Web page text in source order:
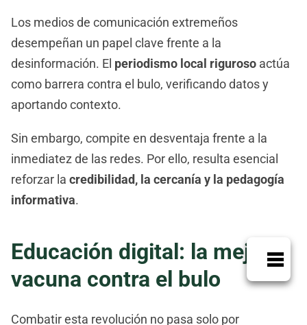
Los medios de comunicación extremeños
desempeñan un papel clave frente a la
desinformación. El periodismo local riguroso actúa
como barrera contra el bulo, verificando datos y
aportando contexto.
Sin embargo, compite en desventaja frente a la
inmediatez de las redes. Por ello, resulta esencial
reforzar la credibilidad, la cercanía y la pedagogía
informativa.
Educación digital: la mejor
vacuna contra el bulo
Combatir esta revolución no pasa solo por